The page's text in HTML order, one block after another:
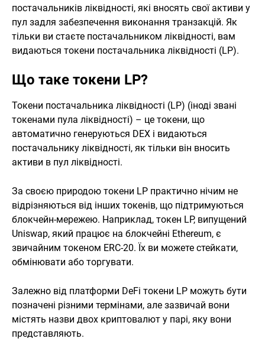
постачальників ліквідності, які вносять свої активи у
пул задля забезпечення виконання транзакцій. Як
тільки ви стаєте постачальником ліквідності, вам
видаються токени постачальника ліквідності (LP).
Що таке токени LP?
Токени постачальника ліквідності (LP) (іноді звані
токенами пула ліквідності) – це токени, що
автоматично генеруються DEX і видаються
постачальнику ліквідності, як тільки він вносить
активи в пул ліквідності.
За своєю природою токени LP практично нічим не
відрізняються від інших токенів, що підтримуються
блокчейн-мережею. Наприклад, токен LP, випущений
Uniswap, який працює на блокчейні Ethereum, є
звичайним токеном ERC-20. Їх ви можете стейкати,
обмінювати або торгувати.
Залежно від платформи DeFi токени LP можуть бути
позначені різними термінами, але зазвичай вони
містять назви двох криптовалют у парі, яку вони
представляють.